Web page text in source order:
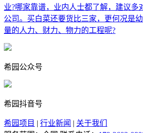
业?哪家靠谱，业内人士都了解，建议多
公司。买白菜还要货比三家，更何况是
量的人力、财力、物力的工程呢?
希园公众号
希园抖音号
希园项目 | 行业新闻 | 关于我们